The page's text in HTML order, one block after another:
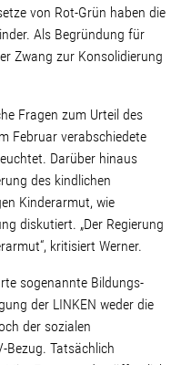
von Rot-Grün haben die
Als Begründung für
Zwang zur Konsolidierung
Fragen zum Urteil des
Februar verabschiedete
Darüber hinaus
des kindlichen
Kinderarmut, wie
diskutiert. „Der Regierung
kritisiert Werner.
sogenannte Bildungs-
der LINKEN weder die
der sozialen
Bezug. Tatsächlich